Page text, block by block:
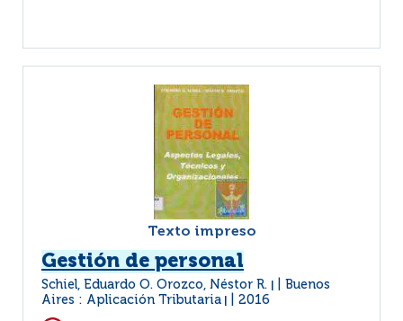
Texto impreso
Gestión de personal
Schiel, Eduardo O. Orozco, Néstor R.
Buenos
Aires : Aplicación Tributaria
2016